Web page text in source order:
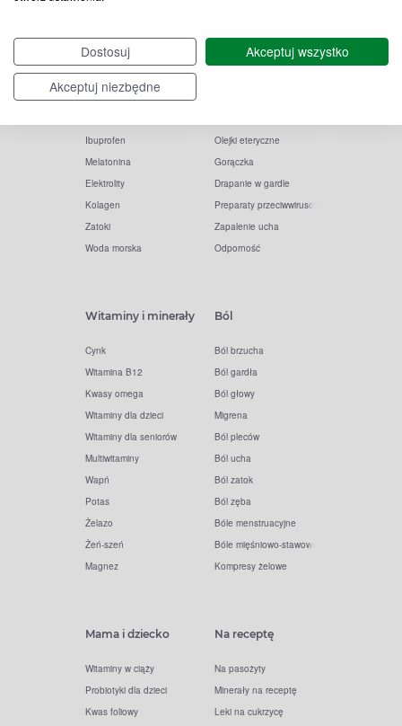
Dostosuj
Akceptuj wszystko
Akceptuj niezbędne
Witamina C
Krople do oczu
Tran
Ibuprofen
Melatonina
Elektrolity
Kolagen
Zatoki
Woda morska
Krople do nosa
Olejki eteryczne
Gorączka
Drapanie w gardle
Preparaty przeciwwirusowe
Zapalenie ucha
Odporność
Witaminy i minerały
Cynk
Witamina B12
Kwasy omega
Witaminy dla dzieci
Witaminy dla seniorów
Multiwitaminy
Wapń
Potas
Żelazo
Żeń-szeń
Magnez
Ból
Ból brzucha
Ból gardła
Ból głowy
Migrena
Ból pleców
Ból ucha
Ból zatok
Ból zęba
Bóle menstruacyjne
Bóle mięśniowo-stawowe
Kompresy żelowe
Mama i dziecko
Witaminy w ciąży
Probiotyki dla dzieci
Kwas foliowy
Na receptę
Na pasożyty
Minerały na receptę
Leki na cukrzycę